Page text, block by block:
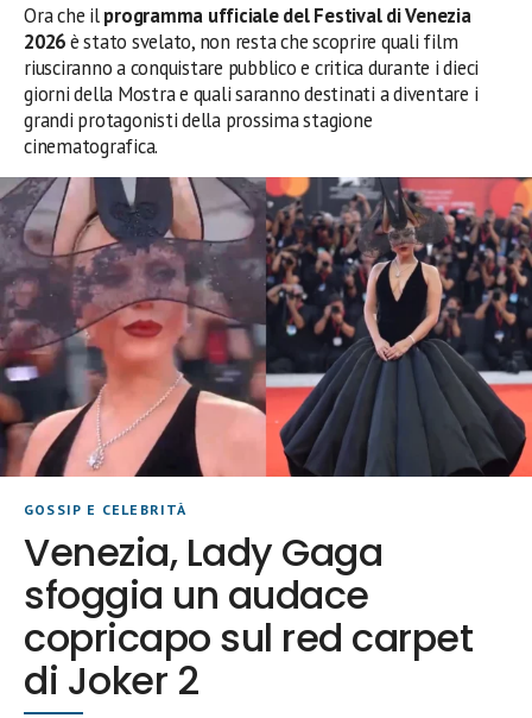
Ora che ilprogramma ufficiale del Festival di Venezia
2026è stato svelato, non resta che scoprire quali film
riusciranno a conquistare pubblico e critica durante i dieci
giorni della Mostra e quali saranno destinati a diventare i
grandi protagonisti della prossima stagione
cinematografica.
GOSSIP E CELEBRITÀ
Venezia, Lady Gaga
sfoggia un audace
copricapo sul red carpet
di Joker 2